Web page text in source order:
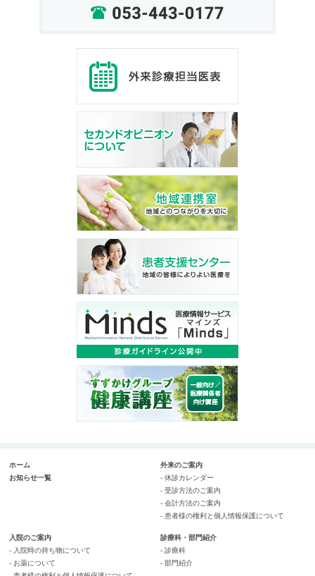
ホーム
お知らせ一覧
外来のご案内
- 休診カレンダー
- 受診方法のご案内
- 会計方法のご案内
- 患者様の権利と個人情報保護について
入院のご案内
- 入院時の持ち物について
- お薬について
診療科・部門紹介
- 診療科
- 部門紹介